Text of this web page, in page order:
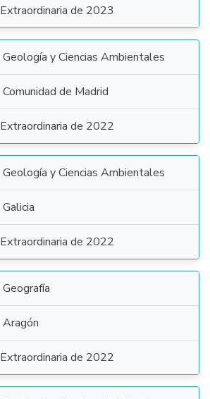
Extraordinaria de 2023
Geología y Ciencias Ambientales
Comunidad de Madrid
Extraordinaria de 2022
Geología y Ciencias Ambientales
Galicia
Extraordinaria de 2022
Geografía
Aragón
Extraordinaria de 2022